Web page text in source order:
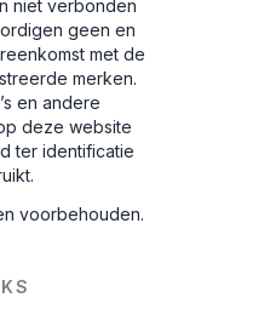
niet verbonden
geen en
met de
merken.
en andere
deze website
ter identificatie
voorbehouden.